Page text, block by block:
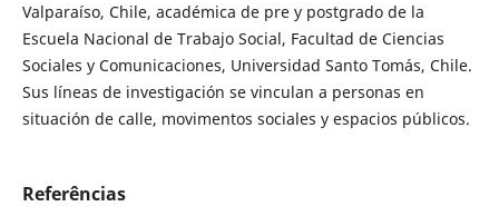
Valparaíso, Chile, académica de pre y postgrado de la
Escuela Nacional de Trabajo Social, Facultad de Ciencias
Sociales y Comunicaciones, Universidad Santo Tomás, Chile.
Sus líneas de investigación se vinculan a personas en
situación de calle, movimentos sociales y espacios públicos.
Referências